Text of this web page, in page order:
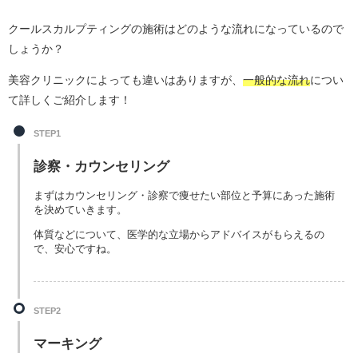
クールスカルプティングの施術はどのような流れになっているので
しょうか？
美容クリニックによっても違いはありますが、 一般的な流れについ
て詳しくご紹介します！
STEP1
診察・カウンセリング
まずはカウンセリング・診察で痩せたい部位と予算にあった施術
を決めていきます。
体質などについて、医学的な立場からアドバイスがもらえるの
で、安心ですね。
STEP2
マーキング